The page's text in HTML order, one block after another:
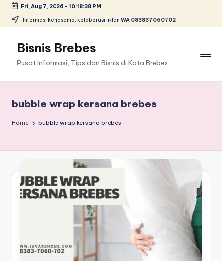
Skip
content
Fri, Aug 7, 2026 - 10:18:38 PM
Informasi kerjasama, kolaborasi, iklan WA 083837060702
Bisnis Brebes
Pusat Informasi, Tips dan Bisnis di Kota Brebes
bubble wrap kersana brebes
Home bubble wrap kersana brebes